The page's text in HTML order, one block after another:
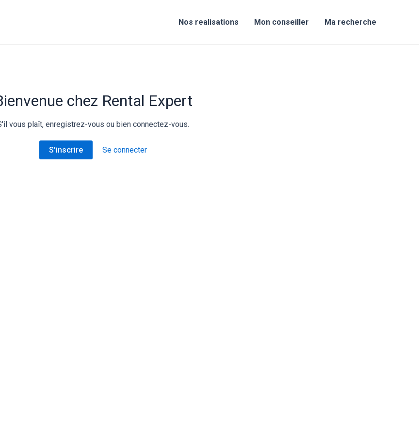
Nos realisations Mon conseiller Ma recherche
chez Rental Expert
vous plaît, enregistrez-vous ou bien connectez-vous.
S'inscrire Se connecter